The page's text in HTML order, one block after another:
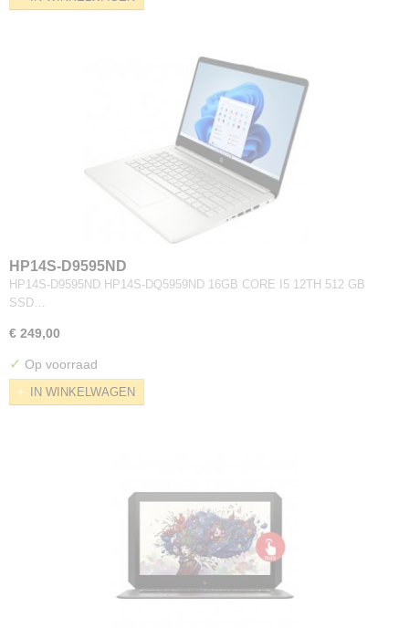
HP14S-D9595ND
HP14S-D9595ND HP14S-DQ5959ND 16GB CORE I5 12TH 512 GB
SSD…
€ 249,00
✓ Op voorraad
IN WINKELWAGEN